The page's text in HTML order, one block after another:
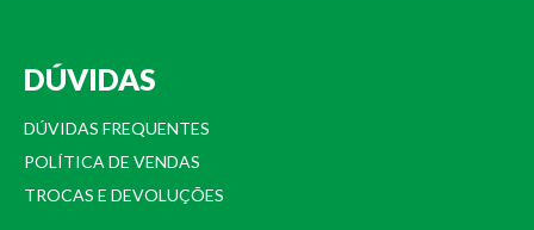
DÚVIDAS
DÚVIDAS FREQUENTES
POLÍTICA DE VENDAS
TROCAS E DEVOLUÇÕES